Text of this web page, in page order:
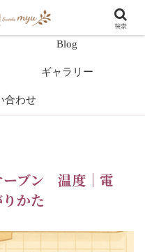
教室案内
Blog
ギャラリー
合わせ
ブン 温度｜電
かた
検索